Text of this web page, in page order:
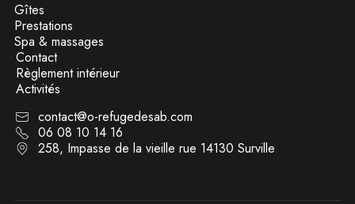
Gîtes
Prestations
Spa & massages
Contact
Règlement intérieur
Activités
contact@o-refugedesab.com
06 08 10 14 16
258, Impasse de la vieille rue 14130 Surville